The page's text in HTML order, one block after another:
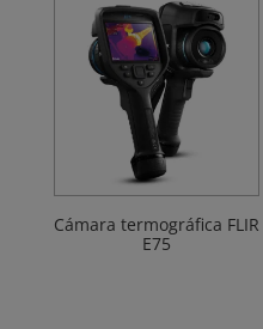
Cámara termográfica FLIR
E75